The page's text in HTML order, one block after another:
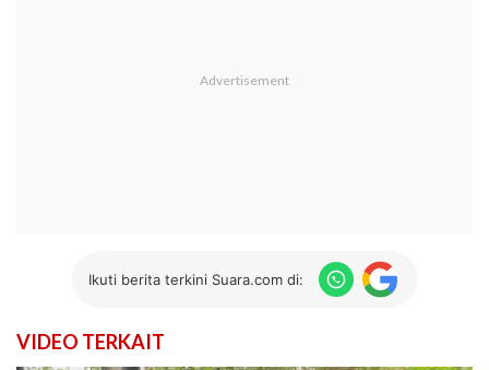
Ikuti berita terkini Suara.com di:
VIDEO TERKAIT